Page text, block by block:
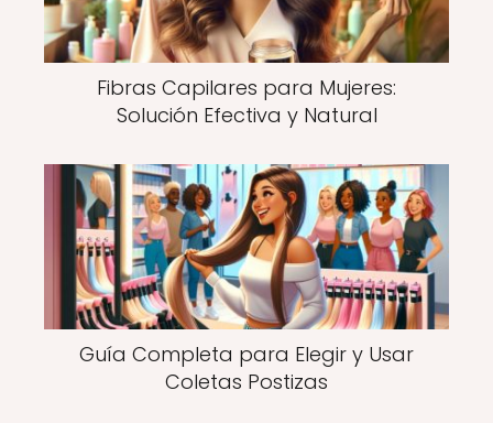
Fibras Capilares para Mujeres:
Solución Efectiva y Natural
Guía Completa para Elegir y Usar
Coletas Postizas